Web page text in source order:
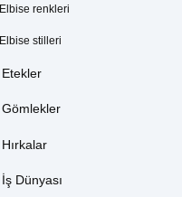
Elbise renkleri
Elbise stilleri
Etekler
Gömlekler
Hırkalar
İş Dünyası